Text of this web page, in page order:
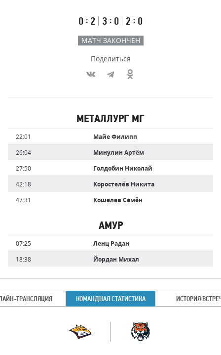
Первый
тайм
0 : 2
Второй
тайм
3 : 0
Третий
тайм
2 : 0
МАТЧ ЗАКОНЧЕН
Поделиться
забившие
голы
МЕТАЛЛУРГ МГ
Время Имя
игрока
22:01
Майе Филипп
26:04
Минулин Артём
27:50
Голдобин Николай
42:18
Коростелёв Никита
47:31
Кошелев Семён
АМУР
Время Имя
игрока
07:25
Ленц Радан
18:38
Йордан Михал
ТРАНСЛЯЦИЯ КОМАНДНАЯ СТАТИСТИКА ИСТОРИЯ
статистика
Команда